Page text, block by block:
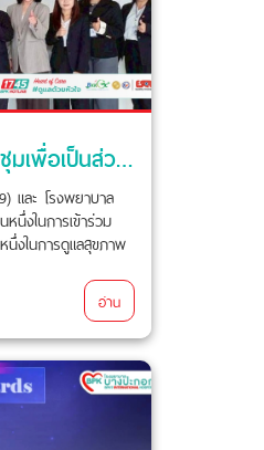
BPK9 และ PYH ข้าร่วมประชุมเพื่อเป็นส่วนหนึ่งในการเข้าร่วมโครงการ Privilege For All
และ โรงพยาบาล
หนึ่งในการเข้าร่วม
นึ่งในการดูแลสุขภาพ
อ่าน